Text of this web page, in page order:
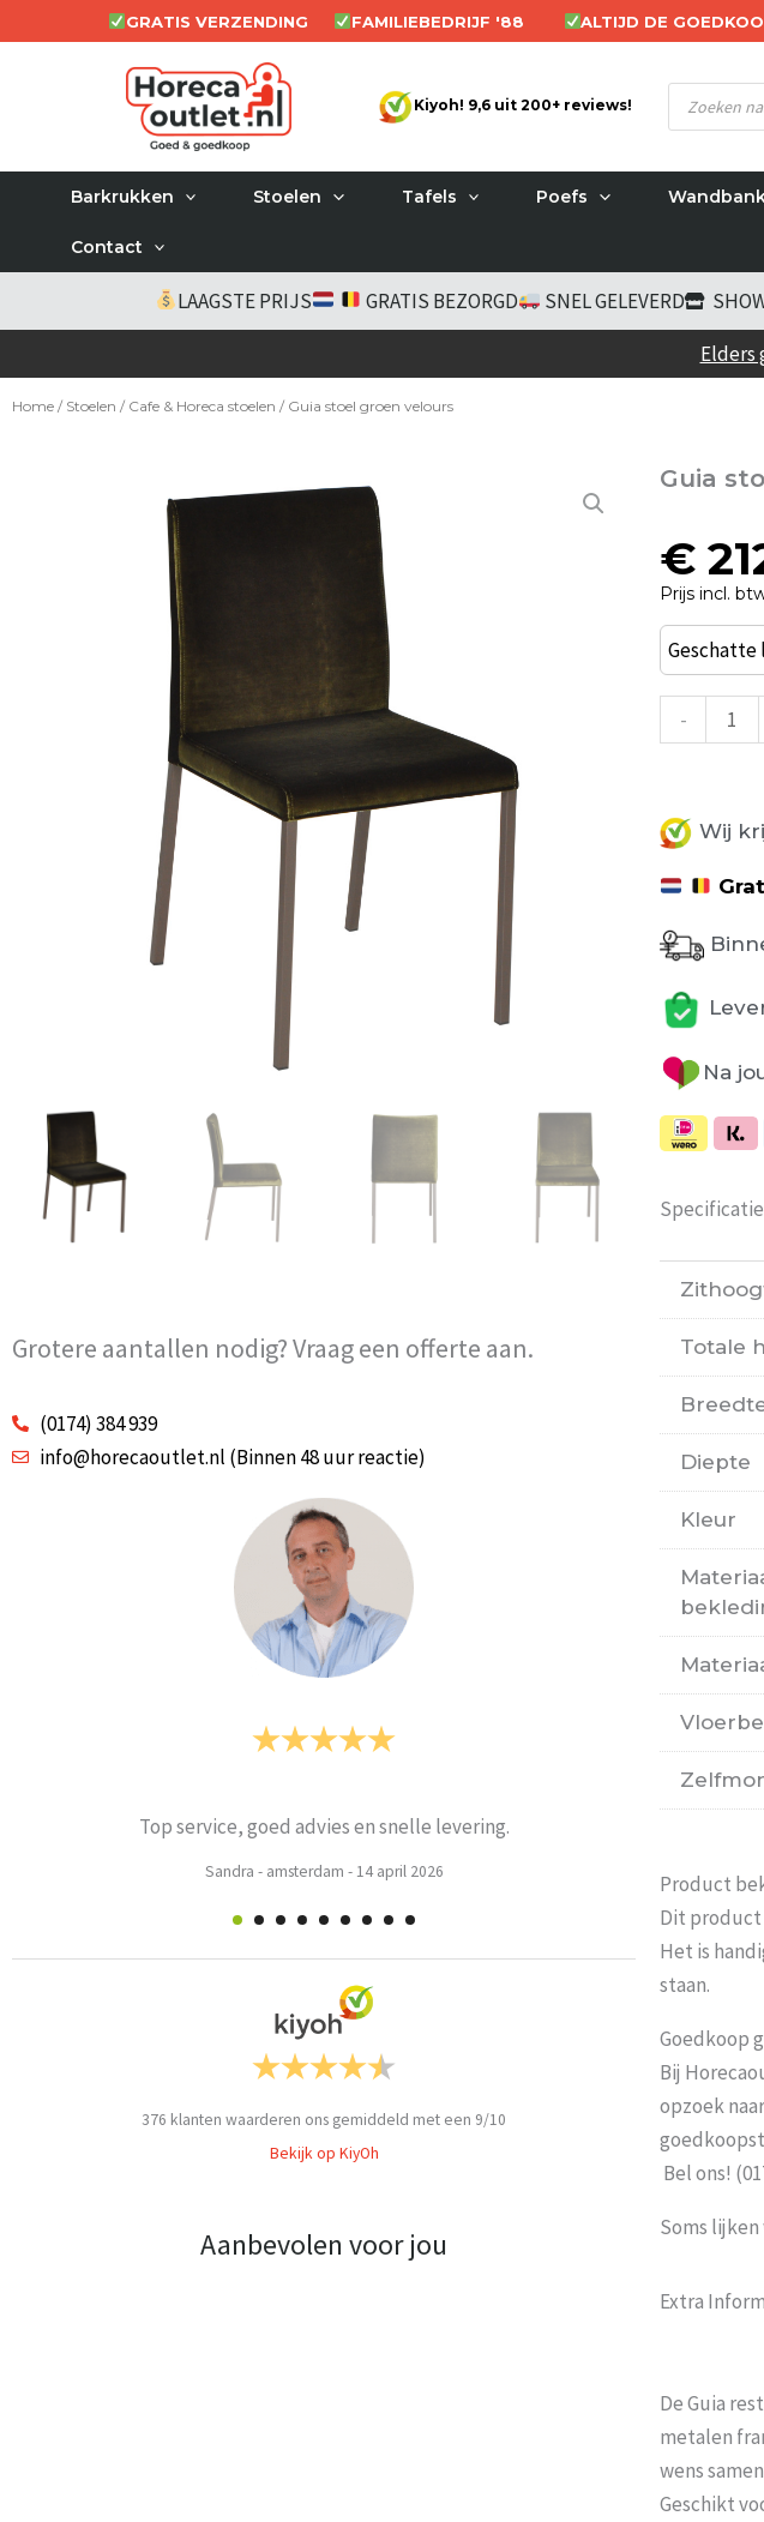
naar
GRATIS VERZENDING FAMILIEBEDRIJF '88 ALTIJD DE
Kiyoh! 9,6 uit 200+ reviews!
Producten
zoeken
Barkrukken Stoelen Tafels Poefs
Contact
LAAGSTE PRIJS GRATIS BEZORGD SNEL GELEVERD
Elders
Home / Stoelen / Cafe & Horeca stoelen / Guia stoel groen velours
Grotere aantallen nodig? Vraag een offerte aan.
(0174) 384 939
info@horecaoutlet.nl (Binnen 48 uur reactie)
Prima
Weets mieke -Turnhout-3 maart 2026
376 klanten waarderen ons gemiddeld met een 9/10
Bekijk op KiyOh
Aanbevolen voor jou
Guia
€
Prijs incl.
Geschatte
-
Guia
stoel
velours
Wij
Na
Totale
Diepte
Kleur
Product
Dit product
Het is
staan.
Goedkoop
Bij
opzoek
Bel ons!
Soms
Extra
De Guia
metalen
wens
Geschikt